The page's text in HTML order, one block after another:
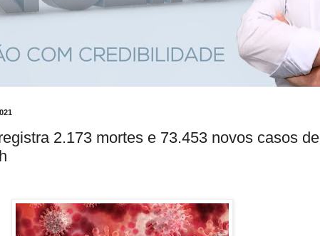
2.173 mortes e 73.453 novos casos de